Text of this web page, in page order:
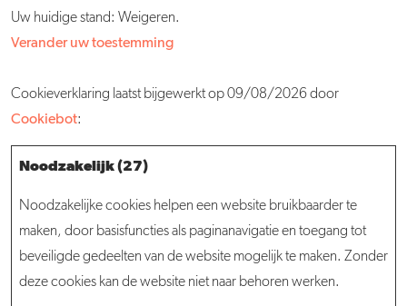
Uw huidige stand: Weigeren.
Verander uw toestemming
Cookieverklaring laatst bijgewerkt op 09/08/2026 door
Cookiebot:
Noodzakelijk (27)
Noodzakelijke cookies helpen een website bruikbaarder te
maken, door basisfuncties als paginanavigatie en toegang tot
beveiligde gedeelten van de website mogelijk te maken. Zonder
deze cookies kan de website niet naar behoren werken.